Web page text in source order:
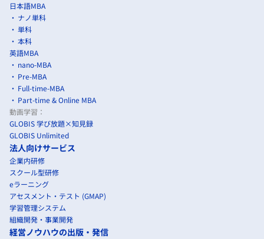
日本語MBA
ナノ単科
単科
本科
英語MBA
nano-MBA
Pre-MBA
Full-time-MBA
Part-time & Online MBA
動画学習：
GLOBIS 学び放題×知見録
GLOBIS Unlimited
法人向けサービス
企業内研修
スクール型研修
eラーニング
アセスメント・テスト (GMAP)
学習管理システム
組織開発・事業開発
経営ノウハウの出版・発信